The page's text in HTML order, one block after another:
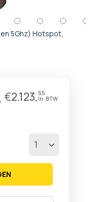
5Ghz) Hotspot,
€2.123, 55